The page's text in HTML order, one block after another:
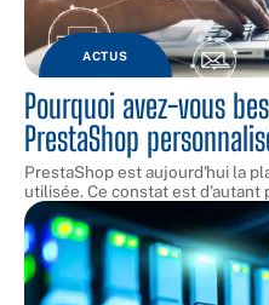
ACTUS
Pourquoi avez-vous
PrestaShop
PrestaShop est aujourd'hui la
utilisée. Ce constat est d'autant